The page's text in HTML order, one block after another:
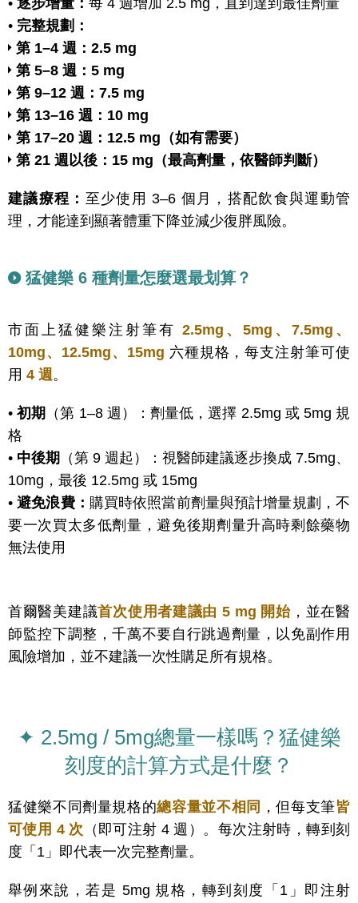
• 逐步增量： 每 4 週增加 2.5 mg，直到達到最佳劑量
• 完整規劃：
第 1–4 週：2.5 mg
第 5–8 週：5 mg
第 9–12 週：7.5 mg
第 13–16 週：10 mg
第 17–20 週：12.5 mg（如有需要）
第 21 週以後：15 mg（最高劑量，依醫師判斷）
建議療程： 至少使用 3–6 個月，搭配飲食與運動管
理，才能達到顯著體重下降並減少復胖風險。
猛健樂 6 種劑量怎麼選最划算？
市面上猛健樂注射筆有 2.5mg、5mg、7.5mg、
10mg、12.5mg、15mg 六種規格，每支注射筆可使
用 4 週。
• 初期
（第 1–8 週）：劑量低，選擇 2.5mg 或 5mg 規
格
• 中後期 （第 9 週起）：視醫師建議逐步換成 7.5mg、
10mg，最後 12.5mg 或 15mg
•避免浪費： 購買時依照當前劑量與預計增量規劃，不
要一次買太多低劑量，避免後期劑量升高時剩餘藥物
無法使用
首爾醫美建議首次使用者建議由 5 mg 開始，並在醫
師監控下調整，千萬不要自行跳過劑量，以免副作用
風險增加，並不建議一次性購足所有規格。
✦ 2.5mg / 5mg總量一樣嗎？猛健樂
刻度的計算方式是什麼？
猛健樂不同劑量規格的總容量並不相同 ，但每支筆皆
可使用 4 次 （即可注射 4 週）。每次注射時，轉到刻
度「1」即代表一次完整劑量。
舉例來說，若是 5mg 規格，轉到刻度「1」即注射